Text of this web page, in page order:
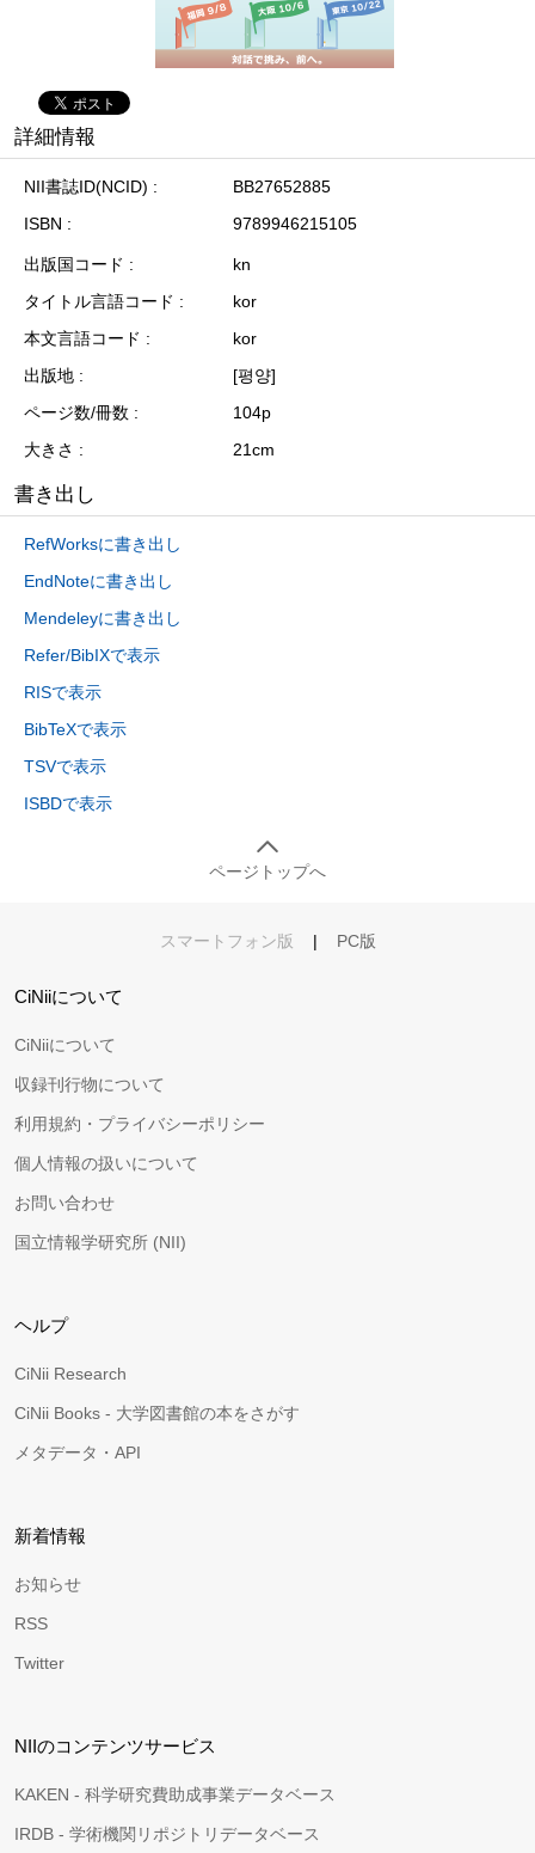
詳細情報
NII書誌ID(NCID)
BB27652885
ISBN
9789946215105
出版国コード
kn
タイトル言語コード
kor
本文言語コード
kor
出版地
[평양]
ページ数/冊数
104p
大きさ
21cm
書き出し
RefWorksに書き出し
EndNoteに書き出し
Mendeleyに書き出し
Refer/BibIXで表示
RISで表示
BibTeXで表示
TSVで表示
ISBDで表示
ページトップへ
スマートフォン版 | PC版
CiNiiについて
CiNiiについて
収録刊行物について
利用規約・プライバシーポリシー
個人情報の扱いについて
お問い合わせ
国立情報学研究所 (NII)
ヘルプ
CiNii Research
CiNii Books - 大学図書館の本をさがす
メタデータ・API
新着情報
お知らせ
RSS
Twitter
NIIのコンテンツサービス
KAKEN - 科学研究費助成事業データベース
IRDB - 学術機関リポジトリデータベース